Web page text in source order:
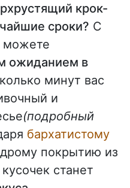
крок-
сроки? С
можете
ожиданием в
минут вас
и
(подробный
бархатистому
покрытию из
станет